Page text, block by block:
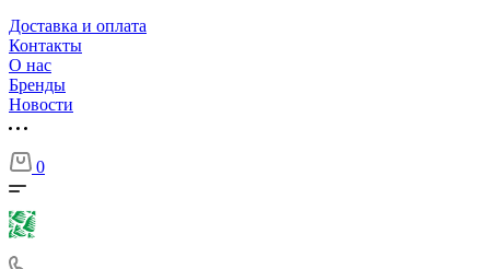
Доставка и оплата
Контакты
О нас
Бренды
Новости
0